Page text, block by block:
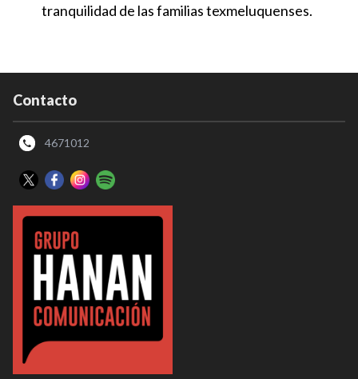
tranquilidad de las familias texmeluquenses.
Contacto
4671012